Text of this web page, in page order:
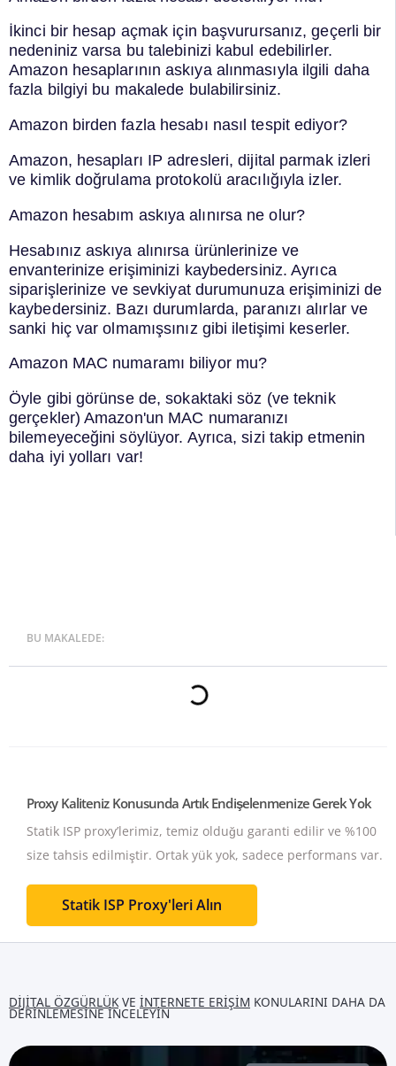
İkinci bir hesap açmak için başvurursanız, geçerli bir
nedeniniz varsa bu talebinizi kabul edebilirler.
Amazon hesaplarının askıya alınmasıyla ilgili daha
fazla bilgiyi bu makalede bulabilirsiniz.
Amazon birden fazla hesabı nasıl tespit ediyor?
Amazon, hesapları IP adresleri, dijital parmak izleri
ve kimlik doğrulama protokolü aracılığıyla izler.
Amazon hesabım askıya alınırsa ne olur?
Hesabınız askıya alınırsa ürünlerinize ve
envanterinize erişiminizi kaybedersiniz. Ayrıca
siparişlerinize ve sevkiyat durumunuza erişiminizi de
kaybedersiniz. Bazı durumlarda, paranızı alırlar ve
sanki hiç var olmamışsınız gibi iletişimi keserler.
Amazon MAC numaramı biliyor mu?
Öyle gibi görünse de, sokaktaki söz (ve teknik
gerçekler) Amazon'un MAC numaranızı
bilemeyeceğini söylüyor. Ayrıca, sizi takip etmenin
daha iyi yolları var!
BU MAKALEDE:
Proxy Kaliteniz Konusunda Artık Endişelenmenize Gerek Yok
Statik ISP proxy’lerimiz, temiz olduğu garanti edilir ve %100
size tahsis edilmiştir. Ortak yük yok, sadece performans var.
Statik ISP Proxy'leri Alın
DIJITAL ÖZGÜRLÜKVE İNTERNETE ERIŞIM KONULARINI DAHA DA
DERINLEMESINE INCELEYIN